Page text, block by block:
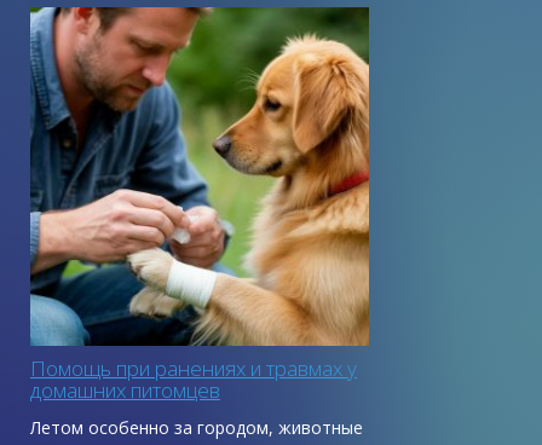
Помощь при ранениях и травмах у
домашних питомцев
Летом особенно за городом, животные